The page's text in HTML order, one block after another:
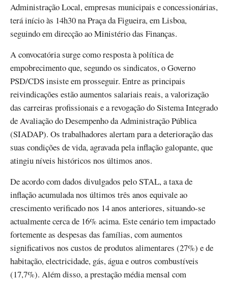
Administração Local, empresas municipais e concessionárias,
terá início às 14h30 na Praça da Figueira, em Lisboa,
seguindo em direcção ao Ministério das Finanças.
A convocatória surge como resposta à política de
empobrecimento que, segundo os sindicatos, o Governo
PSD/CDS insiste em prosseguir. Entre as principais
reivindicações estão aumentos salariais reais, a valorização
das carreiras profissionais e a revogação do Sistema Integrado
de Avaliação do Desempenho da Administração Pública
(SIADAP). Os trabalhadores alertam para a deterioração das
suas condições de vida, agravada pela inflação galopante, que
atingiu níveis históricos nos últimos anos.
De acordo com dados divulgados pelo STAL, a taxa de
inflação acumulada nos últimos três anos equivale ao
crescimento verificado nos 14 anos anteriores, situando-se
actualmente cerca de 16% acima. Este cenário tem impactado
fortemente as despesas das famílias, com aumentos
significativos nos custos de produtos alimentares (27%) e de
habitação, electricidade, gás, água e outros combustíveis
(17,7%). Além disso, a prestação média mensal com